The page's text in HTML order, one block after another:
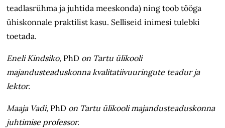
teadlasrühma ja juhtida meeskonda) ning toob tööga
ühiskonnale praktilist kasu. Selliseid inimesi tulebki
toetada.
Eneli Kindsiko, PhD on Tartu ülikooli
majandusteaduskonna kvalitatiiv­uuringute teadur ja
lektor.
Maaja Vadi, PhD on Tartu ülikooli majandusteaduskonna
juhtimise professor.